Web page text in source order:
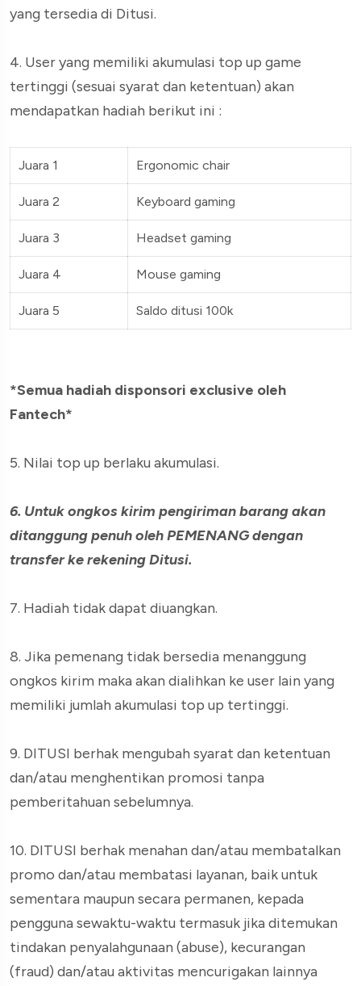
yang tersedia di Ditusi.
4. User yang memiliki akumulasi top up game
tertinggi (sesuai syarat dan ketentuan) akan
mendapatkan hadiah berikut ini :
Juara 1 Ergonomic chair
Juara 2 Keyboard gaming
Juara 3 Headset gaming
Juara 4 Mouse gaming
Juara 5 Saldo ditusi 100k
*Semua hadiah disponsori exclusive oleh
Fantech*
5. Nilai top up berlaku akumulasi.
6. Untuk ongkos kirim pengiriman barang akan
ditanggung penuh oleh PEMENANG dengan
transfer ke rekening Ditusi.
7. Hadiah tidak dapat diuangkan.
8. Jika pemenang tidak bersedia menanggung
ongkos kirim maka akan dialihkan ke user lain yang
memiliki jumlah akumulasi top up tertinggi.
9. DITUSI berhak mengubah syarat dan ketentuan
dan/atau menghentikan promosi tanpa
pemberitahuan sebelumnya.
10. DITUSI berhak menahan dan/atau membatalkan
promo dan/atau membatasi layanan, baik untuk
sementara maupun secara permanen, kepada
pengguna sewaktu-waktu termasuk jika ditemukan
tindakan penyalahgunaan (abuse), kecurangan
(fraud) dan/atau aktivitas mencurigakan lainnya